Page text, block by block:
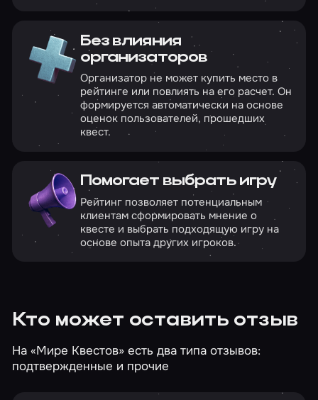
Без влияния
организаторов
Организатор не может купить место в
рейтинге или повлиять на его расчет. Он
формируется автоматически на основе
оценок пользователей, прошедших
квест.
Помогает выбрать игру
Рейтинг позволяет потенциальным
клиентам сформировать мнение о
квесте и выбрать подходящую игру на
основе опыта других игроков.
Кто может оставить отзыв
На «Мире Квестов» есть два типа отзывов:
подтвержденные и прочие